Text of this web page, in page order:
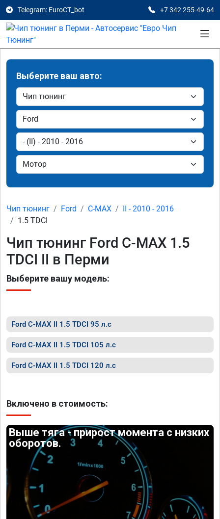
Telegram: EuroCT_bot +7 342 255-49-64
Выберите ваш авто:
Чип тюнинг Ford C-MAX
II - 2010 - 2016
1.5 TDCI
Чип тюнинг Ford C-MAX 1.5
TDCI II в Перми
Выберите вашу модель:
Ford C-MAX II 1.5 TDCI 95 л.с
Ford C-MAX II 1.5 TDCI 105 л.с
Ford C-MAX II 1.5 TDCI 120 л.с
Включено в стоимость:
Выше тяга - прирост момента с низких
оборотов.